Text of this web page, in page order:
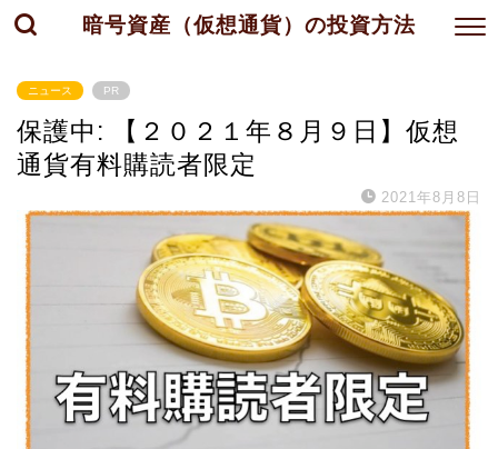
暗号資産（仮想通貨）の投資方法
ニュース PR
保護中: 【２０２１年８月９日】仮想
通貨有料購読者限定
2021年8月8日